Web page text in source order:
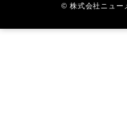
© 株式会社ニュー